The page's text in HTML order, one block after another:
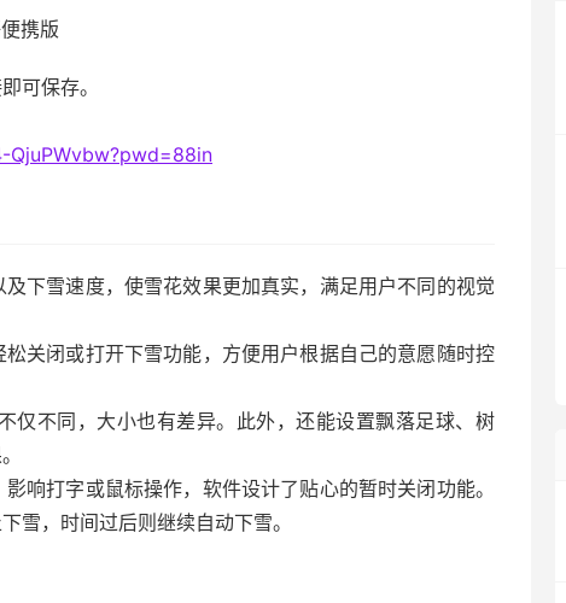
携版
可保存。
下雪速度，使雪花效果更加真实，满足用户不同的视觉
关闭或打开下雪功能，方便用户根据自己的意愿随时控
仅不同，大小也有差异。此外，还能设置飘落足球、树
响打字或鼠标操作，软件设计了贴心的暂时关闭功能。
雪，时间过后则继续自动下雪。